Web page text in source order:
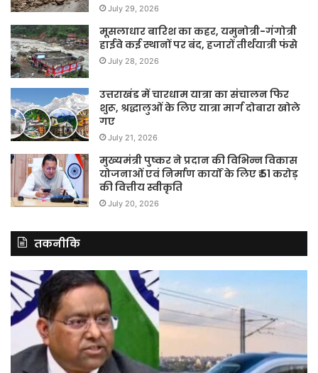
July 29, 2026
मूसलाधार बारिश का कहर, यमुनोत्री-गंगोत्री
हाईवे कई स्थानों पर बंद, हजारों तीर्थयात्री फंसे
July 28, 2026
उत्तराखंड में चारधाम यात्रा का संचालन फिर
शुरू, श्रद्धालुओं के लिए यात्रा मार्ग दोबारा खोले
गए
July 21, 2026
मुख्यमंत्री पुष्कर ने प्रदान की विभिन्न विकास
योजनाओं एवं निर्माण कार्यों के लिए ₹ 51 करोड़
की वित्तीय स्वीकृति
July 20, 2026
तकनीकि